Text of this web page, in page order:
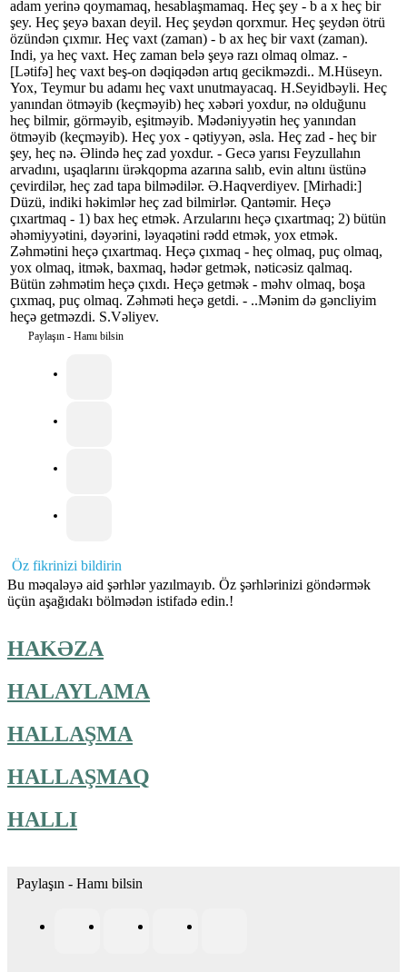
adam yerinə qoymamaq, hesablaşmamaq. Heç şey - b a x heç bir
şey. Heç şeyə baxan deyil. Heç şeydən qorxmur. Heç şeydən ötrü
özündən çıxmır. Heç vaxt (zaman) - b ax heç bir vaxt (zaman).
Indi, ya heç vaxt. Heç zaman belə şeyə razı olmaq olmaz. -
[Lətifə] heç vaxt beş-on dəqiqədən artıq gecikməzdi.. M.Hüseyn.
Yox, Teymur bu adamı heç vaxt unutmayacaq. H.Seyidbəyli. Heç
yanından ötməyib (keçməyib) heç xəbəri yoxdur, nə olduğunu
heç bilmir, görməyib, eşitməyib. Mədəniyyətin heç yanından
ötməyib (keçməyib). Heç yox - qətiyyən, əsla. Heç zad - heç bir
şey, heç nə. Əlində heç zad yoxdur. - Gecə yarısı Feyzullahın
arvadını, uşaqlarını ürəkqopma azarına salıb, evin altını üstünə
çevirdilər, heç zad tapa bilmədilər. Ə.Haqverdiyev. [Mirhadi:]
Düzü, indiki həkimlər heç zad bilmirlər. Qantəmir. Heçə
çıxartmaq - 1) bax heç etmək. Arzularını heçə çıxartmaq; 2) bütün
əhəmiyyətini, dəyərini, ləyaqətini rədd etmək, yox etmək.
Zəhmətini heçə çıxartmaq. Heçə çıxmaq - heç olmaq, puç olmaq,
yox olmaq, itmək, baxmaq, hədər getmək, nəticəsiz qalmaq.
Bütün zəhmətim heçə çıxdı. Heçə getmək - məhv olmaq, boşa
çıxmaq, puç olmaq. Zəhməti heçə getdi. - ..Mənim də gəncliyim
heçə getməzdi. S.Vəliyev.
Paylaşın - Hamı bilsin
Öz fikrinizi bildirin
Bu məqaləyə aid şərhlər yazılmayıb. Öz şərhlərinizi göndərmək
üçün aşağıdakı bölmədən istifadə edin.!
HAKƏZA
HALAYLAMA
HALLAŞMA
HALLAŞMAQ
HALLI
Paylaşın - Hamı bilsin